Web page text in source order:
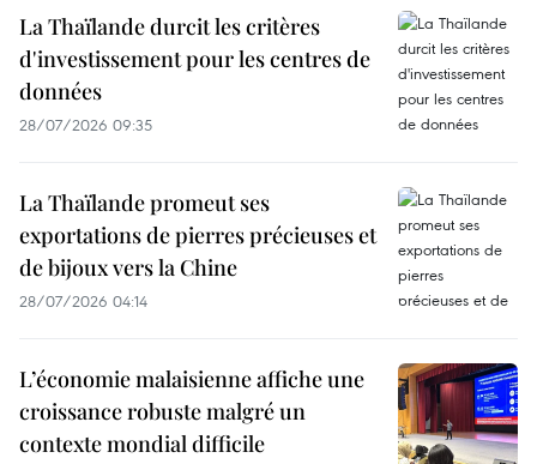
La Thaïlande durcit les critères
d'investissement pour les centres de
données
28/07/2026 09:35
La Thaïlande promeut ses
exportations de pierres précieuses et
de bijoux vers la Chine
28/07/2026 04:14
L’économie malaisienne affiche une
croissance robuste malgré un
contexte mondial difficile